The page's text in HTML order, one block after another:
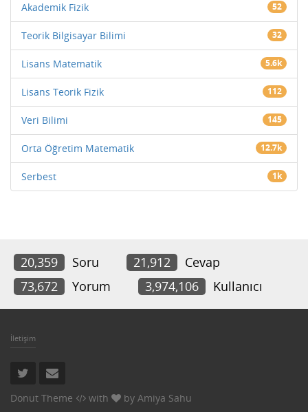
Akademik Fizik 52
Teorik Bilgisayar Bilimi 32
Lisans Matematik 5.6k
Lisans Teorik Fizik 112
Veri Bilimi 145
Orta Öğretim Matematik 12.7k
Serbest 1k
20,359 Soru 21,912
Cevap
73,672
Yorum 3,974,106 Kullanıcı
İletişim
Donut Theme with by Amiya Sahu